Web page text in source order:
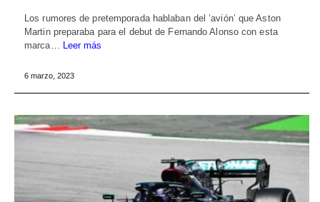
Los rumores de pretemporada hablaban del ‘avión’ que Aston
Martin preparaba para el debut de Fernando Alonso con esta
marca… Leer más
6 marzo, 2023